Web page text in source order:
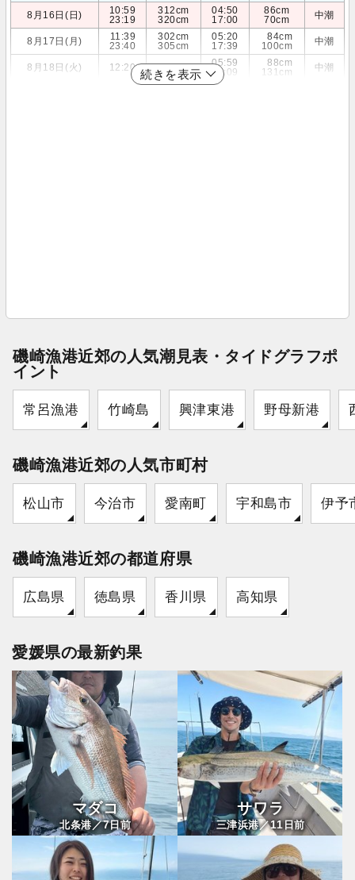
8月16日(日)
10:59
23:19
312cm
320cm
04:50
17:00
86cm
70cm
中潮
8月17日(月)
11:39
23:40
302cm
305cm
05:20
17:39
84cm
100cm
中潮
8月18日(火) 12:20 287cm
05:59
18:09
88cm
131cm
中潮
続きを表示
磯崎漁港近郊の人気潮見表・タイドグラフポ
イント
常呂漁港 竹崎島 興津東港 野母新港
磯崎漁港近郊の人気市町村
松山市 今治市 愛南町 宇和島市 伊予
磯崎漁港近郊の都道府県
広島県 徳島県 香川県 高知県
愛媛県の最新釣果
マダコ
北条港／7日前
サワラ
三津浜港／11 日前